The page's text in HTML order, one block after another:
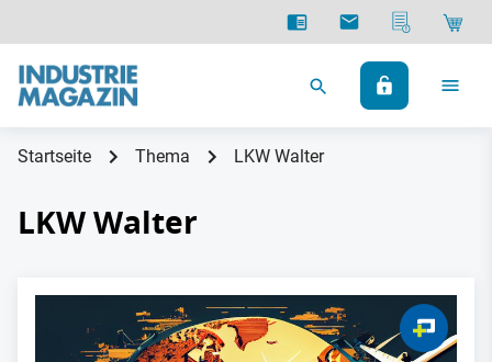
Startseite Thema LKW Walter
LKW Walter